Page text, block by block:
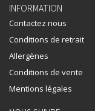
INFORMATION
Contactez nous
Conditions de retrait
Allergènes
Conditions de vente
Mentions légales